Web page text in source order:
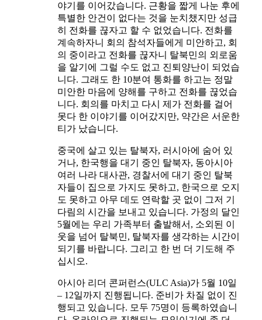
야기를 이어갔습니다. 근황을 짧게 나눈 후에
특별한 안건이 없다는 것을 눈치챘지만 성급
히 전화를 끊자고 할 수 없었습니다. 전화를
계속하자니 회의 참석자들에게 미안하고, 회
의 중이라고 전화를 끊자니 탈북민의 외로움
을 알기에 그럴 수도 없고 진퇴양난이 되었습
니다. 그래도 한 10분여 통화를 하고는 정말
미안한 마음에 양해를 구하고 전화를 끊었습
니다. 회의를 마치고 다시 제가 전화를 걸어
못다 한 이야기를 이어갔지만, 약간은 서운한
티가 났습니다.
중국에 살고 있는 탈북자, 러시아에 숨어 있
거나, 한국행을 대기 중인 탈북자, 동아시아
여러 나라 대사관, 경찰서에 대기 중인 탈북
자들이 집으로 가지도 못하고, 한국으로 오지
도 못하고 아무 데도 연락할 곳 없이 그저 기
다림의 시간을 보내고 있습니다. 가정의 달인
5월에는 우리 가족부터 출발해서, 소외된 이
웃을 넘어 탈북민, 탈북자를 생각하는 시간이
되기를 바랍니다. 그리고 한 번 더 기도해 주
십시오.
아시아 리더 콘퍼런스(ULC Asia)가 5월 10일
– 12일까지 진행됩니다. 준비가 차질 없이 진
행되고 있습니다. 모두 75명이 등록하였습니